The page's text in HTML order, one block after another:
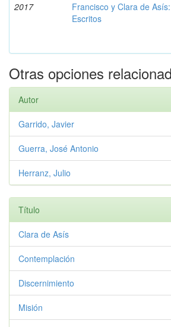
2017
Francisco y Clara de Asís:
Escritos
Otras opciones
Autor
Garrido, Javier
Guerra, José Antonio
Herranz, Julio
Título
Clara de Asís
Contemplación
Discernimiento
Misión